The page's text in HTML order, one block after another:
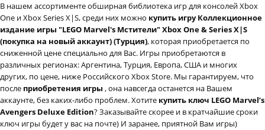
В нашем ассортименте обширная библиотека игр для консолей Xbox
One и Xbox Series X|S, среди них можно купить игру Коллекционное
издание игры "LEGO Marvel's Мстители" Xbox One & Series X|S
(покупка на новый аккаунт) (Турция), которая приобретается по
сниженной цене специально для Вас. Игры приобретаются в
различных регионах: Аргентина, Турция, Европа, США и многих
других, по цене, ниже Российского Xbox Store. Мы гарантируем, что
после приобретения игры , она навсегда останется на Вашем
аккаунте, без каких-либо проблем. Хотите купить ключ LEGO Marvel’s
Avengers Deluxe Edition? Заказывайте скорее и в кратчайшие сроки
ключ игры будет у вас на почте) И заранее, приятной Вам игры)